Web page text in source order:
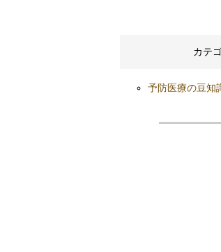
カテ
予防医療の豆知